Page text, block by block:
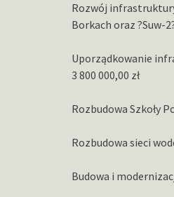
Rozwój
Borkach oraz ?Suw-
Uporządkowanie
3 800 000,00 zł
Rozbudowa Szkoły
Rozbudowa sieci
Budowa i